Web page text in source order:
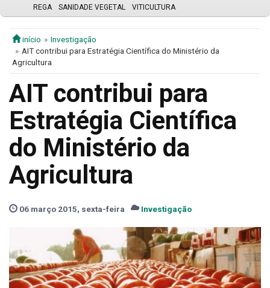
REGA
SANIDADE VEGETAL VITICULTURA
início
Investigação
AIT contribui para Estratégia Científica do Ministério da
Agricultura
AIT contribui para
Estratégia Científica
do Ministério da
Agricultura
06 março 2015, sexta-feira Investigação